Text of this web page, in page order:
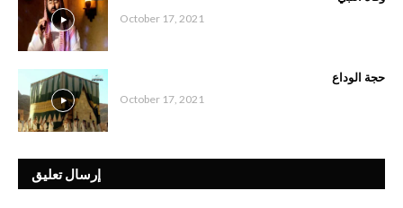
October 17, 2021
حجة الوداع
October 17, 2021
إرسال تعليق